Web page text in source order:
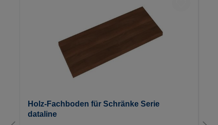
Holz-Fachboden für Schränke Serie
dataline